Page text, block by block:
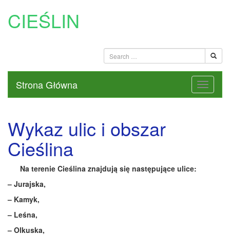
CIEŚLIN
Strona Główna
Wykaz ulic i obszar
Cieślina
Na terenie Cieślina znajdują się następujące ulice:
– Jurajska,
– Kamyk,
– Leśna,
– Olkuska,